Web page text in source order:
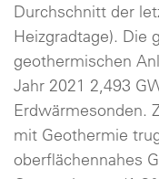
Durchschnitt der
Heizgradtage). Die
geothermischen
Jahr 2021 2,493
Erdwärmesonden.
mit Geothermie
oberflächennahes